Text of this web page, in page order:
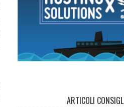
ARTICOLI